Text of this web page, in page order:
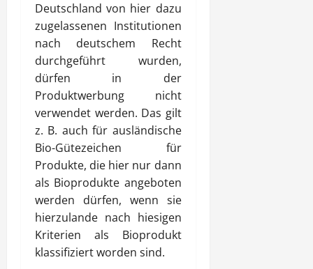
Deutschland von hier dazu
zugelassenen Institutionen
nach deutschem Recht
durchgeführt wurden,
dürfen in der
Produktwerbung nicht
verwendet werden. Das gilt
z. B. auch für ausländische
Bio-Gütezeichen für
Produkte, die hier nur dann
als Bioprodukte angeboten
werden dürfen, wenn sie
hierzulande nach hiesigen
Kriterien als Bioprodukt
klassifiziert worden sind.